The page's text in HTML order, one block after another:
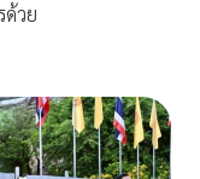
ด้วย